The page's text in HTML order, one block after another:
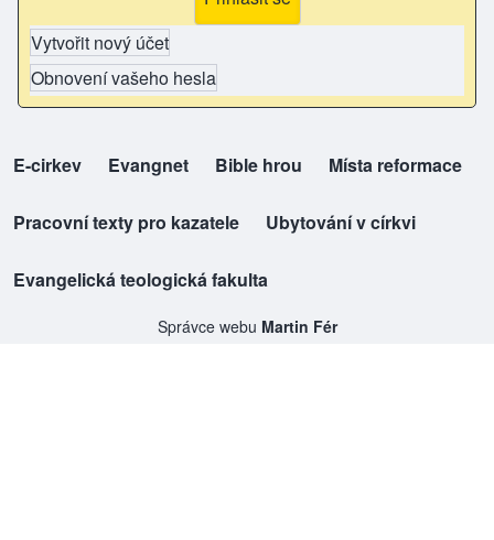
Vytvořit nový účet
Obnovení vašeho hesla
top-odkazy
E-cirkev
(opens in new tab)
Evangnet
(opens in new tab)Bible hrou
(opens in new tab)Místa reformace
(opens in new tab)
Pracovní texty pro kazatele
(opens in new tab) Ubytování v církvi
(opens in new tab)
Evangelická teologická fakulta
(opens in new tab)
Správce webu Martin Fér